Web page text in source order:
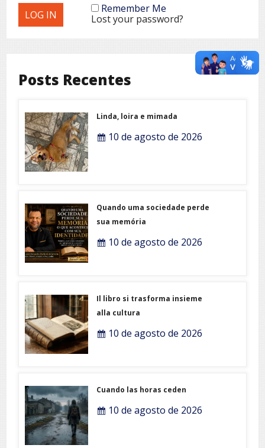
Remember Me
Lost your password?
Posts Recentes
Linda, loira e mimada
10 de agosto de 2026
Quando uma sociedade perde
sua memória
10 de agosto de 2026
Il libro si trasforma insieme
alla cultura
10 de agosto de 2026
Cuando las horas ceden
10 de agosto de 2026